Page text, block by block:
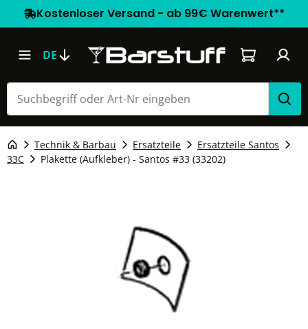
Kostenloser Versand - ab 99€ Warenwert**
DE Warenkorb
Technik & Barbau Ersatzteile
Ersatzteile Santos
33C
Plakette (Aufkleber) - Santos #33 (33202)